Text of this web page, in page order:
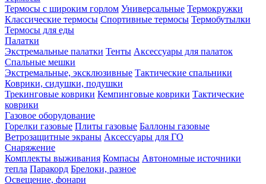
Термосы с широким горлом Универсальные Термокружки
Классические термосы Спортивные термосы Термобутылки
Термосы для еды
Палатки
Экстремальные палатки Тенты Аксессуары для палаток
Спальные мешки
Экстремальные, эксклюзивные Тактические спальники
Коврики, сидушки, подушки
Трекинговые коврики Кемпинговые коврики Тактические
коврики
Газовое оборудование
Горелки газовые Плиты газовые Баллоны газовые
Ветрозащитные экраны Аксессуары для ГО
Снаряжение
Комплекты выживания Компасы Автономные источники
тепла Паракорд Брелоки, разное
Освещение, фонари